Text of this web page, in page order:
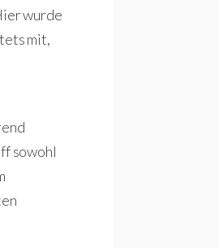
wurde
mit,
sowohl